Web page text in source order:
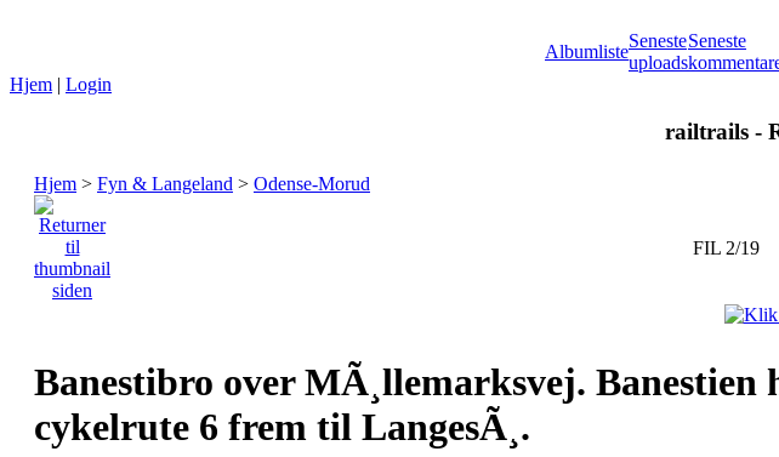
Albumliste
Seneste
uploads
Seneste
Hjem | Login
railtrails -
Hjem > Fyn & Langeland > Odense-Morud
FIL 2/19
Banestibro over MÃ¸llemarksvej.
cykelrute 6 frem til LangesÃ¸.